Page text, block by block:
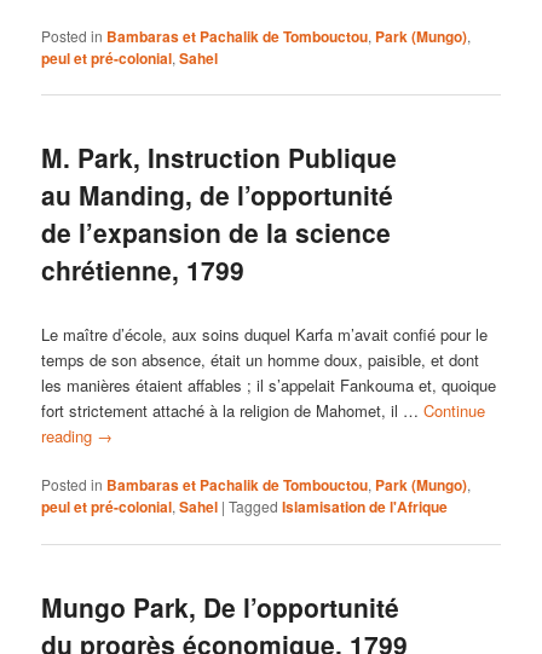
Posted in Bambaras et Pachalik de Tombouctou, Park (Mungo),
peul et pré-colonial,Sahel
M. Park, Instruction Publique
au Manding, de l’opportunité
de l’expansion de la science
chrétienne, 1799
Le maître d’école, aux soins duquel Karfa m’avait confié pour le
temps de son absence, était un homme doux, paisible, et dont
les manières étaient affables ; il s’appelait Fankouma et, quoique
fort strictement attaché à la religion de Mahomet, il …Continue
reading →
Posted in Bambaras et Pachalik de Tombouctou, Park (Mungo),
peul et pré-colonial,Sahel |Tagged Islamisation de l'Afrique
Mungo Park, De l’opportunité
du progrès économique, 1799